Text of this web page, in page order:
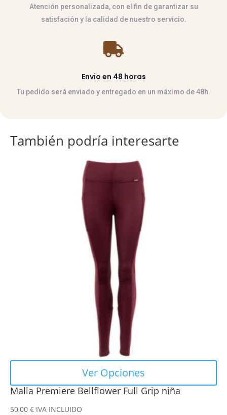
Atención personalizada, con el fin de garantizar su
satisfación y la calidad de nuestro servicio.

Envio en 48 horas
Tu pedido será enviado y entregado en un máximo de 48h.
También podría interesarte
Malla Premiere Bellflower Full Grip niña
50,00 € IVA INCLUIDO
Ver Opciones